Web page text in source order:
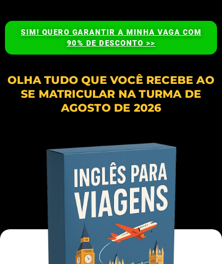
SIM! QUERO GARANTIR A MINHA VAGA COM
90% DE DESCONTO >>
OLHA TUDO QUE VOCÊ RECEBE AO
SE MATRICULAR NA TURMA DE
AGOSTO DE 2026